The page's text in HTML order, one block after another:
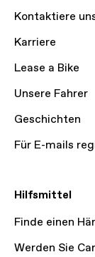
Kontaktiere
Karriere
Lease a Bike
Unsere Fahrer
Geschichten
Für E-mails
Hilfsmittel
Finde einen
Werden Sie